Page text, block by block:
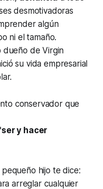
desmotivadoras
algún
ni el tamaño.
dueño de Virgin
su vida empresarial
conservador que
y hacer
hijo te dice:
arreglar cualquier